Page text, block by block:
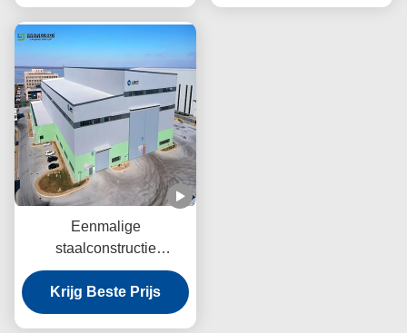
Eenmalige
staalconstructie
Werkplaats Warmgewalst
staal Strenge inspectie
Krijg Beste Prijs